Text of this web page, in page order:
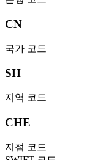
CN
국가 코드
SH
지역 코드
CHE
지점 코드